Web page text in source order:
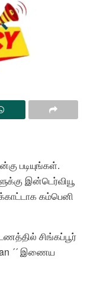
படியுங்கள்.
இன்டெர்வியூ
கம்பெனி
சிங்கப்பூர்
´´ இணைய